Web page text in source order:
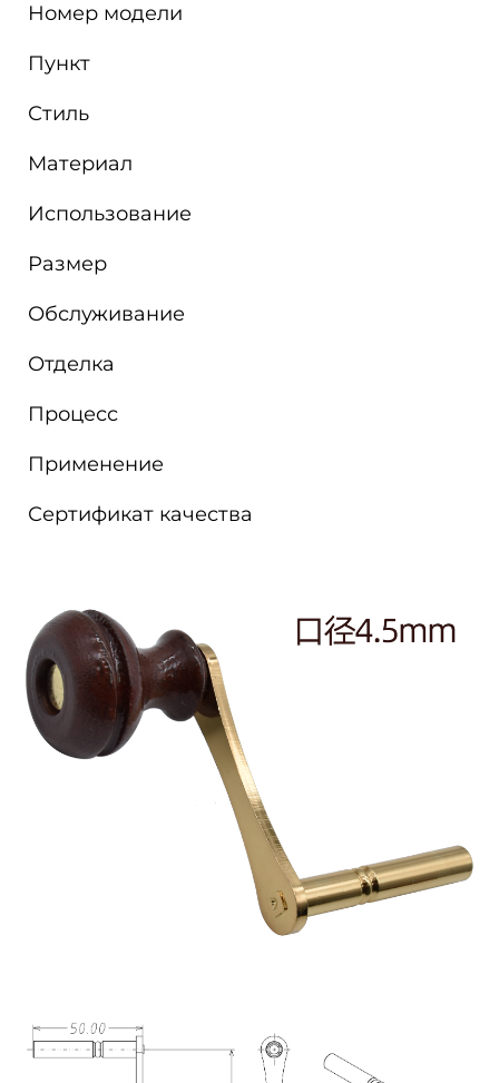
Номер модели
Пункт
Стиль
Материал
Использование
Размер
Обслуживание
Отделка
Процесс
Применение
Сертификат качества